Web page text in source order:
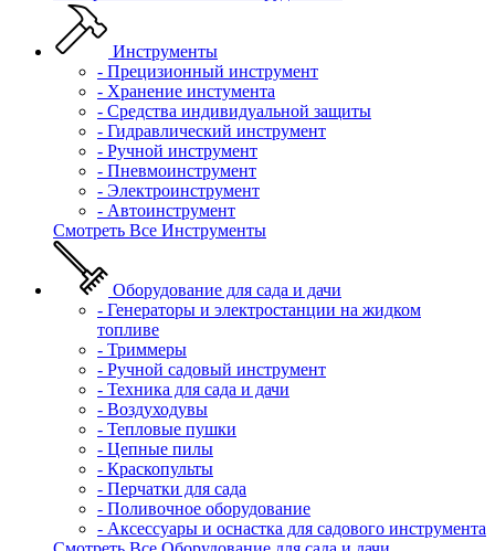
Инструменты
- Прецизионный инструмент
- Хранение инстумента
- Средства индивидуальной защиты
- Гидравлический инструмент
- Ручной инструмент
- Пневмоинструмент
- Электроинструмент
- Автоинструмент
Смотреть Все Инструменты
Оборудование для сада и дачи
- Генераторы и электростанции на жидком
топливе
- Триммеры
- Ручной садовый инструмент
- Техника для сада и дачи
- Воздуходувы
- Тепловые пушки
- Цепные пилы
- Краскопульты
- Перчатки для сада
- Поливочное оборудование
- Аксессуары и оснастка для садового инструмента